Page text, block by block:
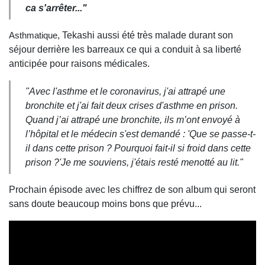
ca s'arrêter..."
Asthmatique, Tekashi aussi été très malade durant son
séjour derrière les barreaux ce qui a conduit à sa liberté
anticipée pour raisons médicales.
"Avec l'asthme et le coronavirus, j'ai attrapé une
bronchite et j'ai fait deux crises d'asthme en prison.
Quand j’ai attrapé une bronchite, ils m’ont envoyé à
l’hôpital et le médecin s'est demandé : 'Que se passe-t-
il dans cette prison ? Pourquoi fait-il si froid dans cette
prison ?'Je me souviens, j'étais resté menotté au lit."
Prochain épisode avec les chiffrez de son album qui seront
sans doute beaucoup moins bons que prévu...